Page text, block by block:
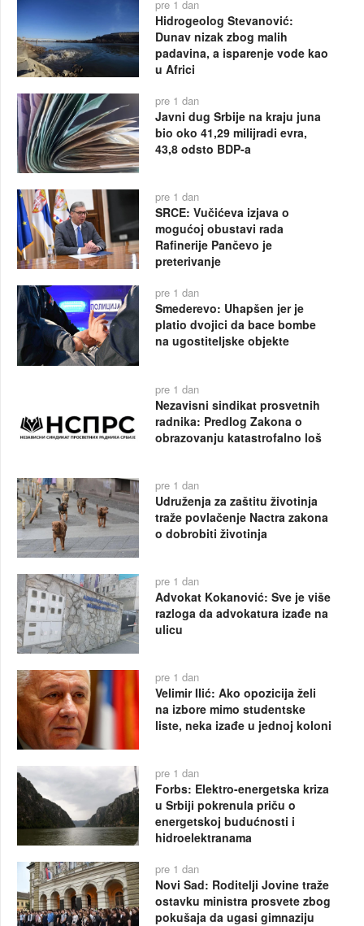
pre 1 dan
Hidrogeolog Stevanović:
Dunav nizak zbog malih
padavina, a isparenje vode kao
u Africi
pre 1 dan
Javni dug Srbije na kraju juna
bio oko 41,29 milijradi evra,
43,8 odsto BDP-a
pre 1 dan
SRCE: Vučićeva izjava o
mogućoj obustavi rada
Rafinerije Pančevo je
preterivanje
pre 1 dan
Smederevo: Uhapšen jer je
platio dvojici da bace bombe
na ugostiteljske objekte
pre 1 dan
Nezavisni sindikat prosvetnih
radnika: Predlog Zakona o
obrazovanju katastrofalno loš
pre 1 dan
Udruženja za zaštitu životinja
traže povlačenje Nactra zakona
o dobrobiti životinja
pre 1 dan
Advokat Kokanović: Sve je više
razloga da advokatura izađe na
ulicu
pre 1 dan
Velimir Ilić: Ako opozicija želi
na izbore mimo studentske
liste, neka izađe u jednoj koloni
pre 1 dan
Forbs: Elektro-energetska kriza
u Srbiji pokrenula priču o
energetskoj budućnosti i
hidroelektranama
pre 1 dan
Novi Sad: Roditelji Jovine traže
ostavku ministra prosvete zbog
pokušaja da ugasi gimnaziju